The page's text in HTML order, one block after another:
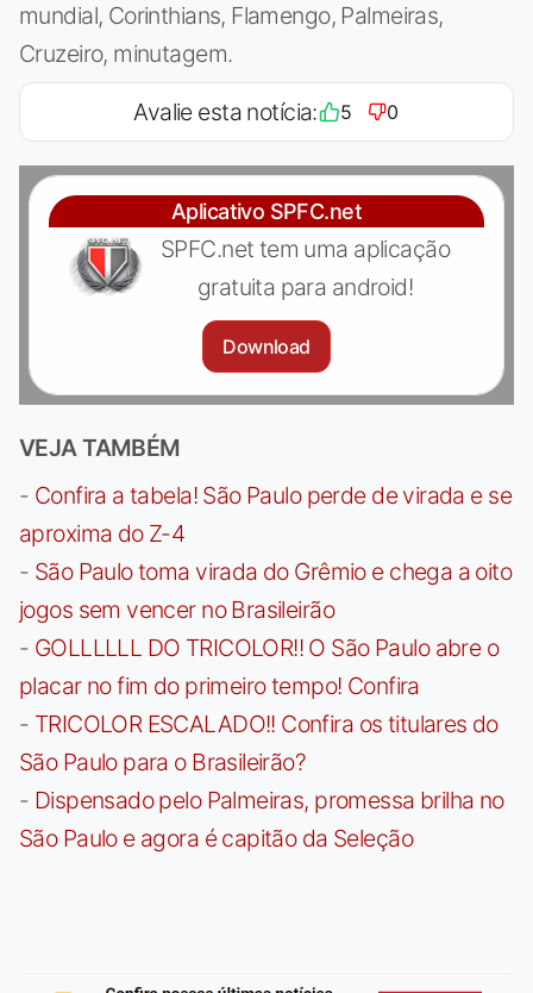
mundial, Corinthians, Flamengo, Palmeiras,
Cruzeiro, minutagem.
Avalie esta notícia: 5 0
Aplicativo SPFC.net
SPFC.net tem uma aplicação
gratuita para android!
Download
VEJA TAMBÉM
- Confira a tabela! São Paulo perde de virada e se
aproxima do Z-4
- São Paulo toma virada do Grêmio e chega a oito
jogos sem vencer no Brasileirão
- GOLLLLLL DO TRICOLOR!! O São Paulo abre o
placar no fim do primeiro tempo! Confira
- TRICOLOR ESCALADO!! Confira os titulares do
São Paulo para o Brasileirão?
- Dispensado pelo Palmeiras, promessa brilha no
São Paulo e agora é capitão da Seleção